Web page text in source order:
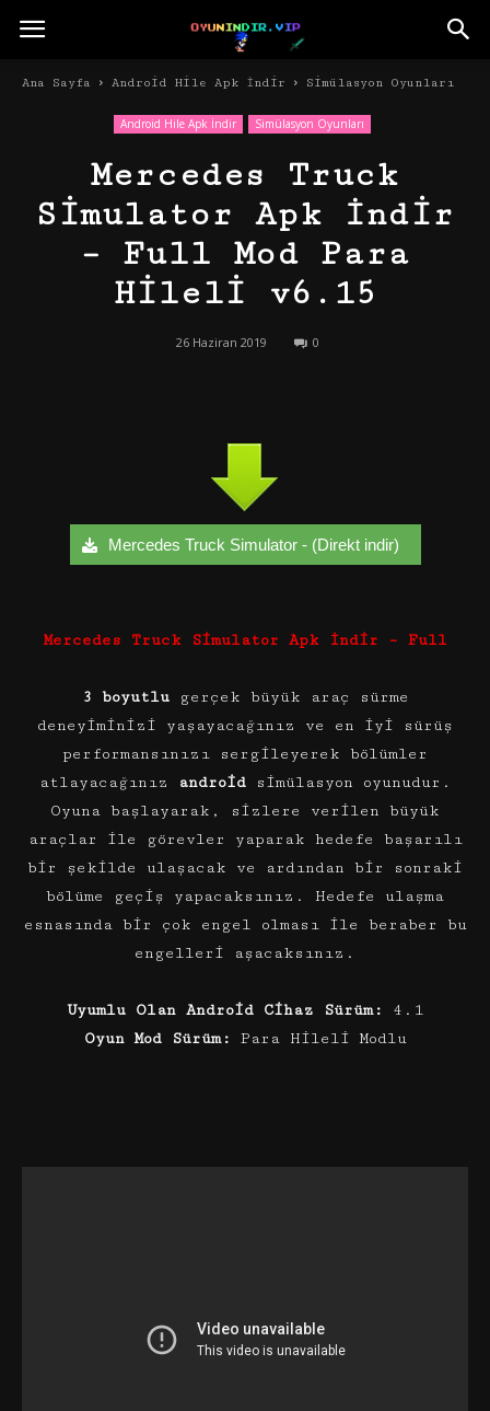
Ana Sayfa Android Hile Apk İndir Simülasyon Oyunları
Android Hile Apk İndir Simülasyon Oyunları
Mercedes Truck
Simulator Apk İndir
– Full Mod Para
Hileli v6.15
26 Haziran 2019 0
Mercedes Truck Simulator - (Direkt indir)
Mercedes Truck Simulator Apk İndir – Full
3 boyutlugerçek büyük araç sürme
deneyiminizi yaşayacağınız ve en iyi sürüş
performansınızı sergileyerek bölümler
atlayacağınız
androidsimülasyon oyunudur.
Oyuna başlayarak, sizlere verilen büyük
araçlar ile görevler yaparak hedefe başarılı
bir şekilde ulaşacak ve ardından bir sonraki
bölüme geçiş yapacaksınız. Hedefe ulaşma
esnasında bir çok engel olması ile beraber bu
engelleri aşacaksınız.
Uyumlu Olan Android Cihaz Sürüm:
4.1
Oyun Mod Sürüm: Para Hileli Modlu